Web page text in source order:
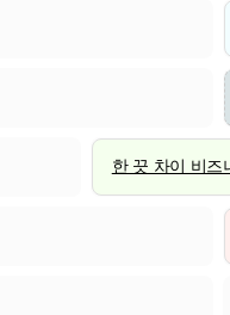
한 끗 차이 비즈